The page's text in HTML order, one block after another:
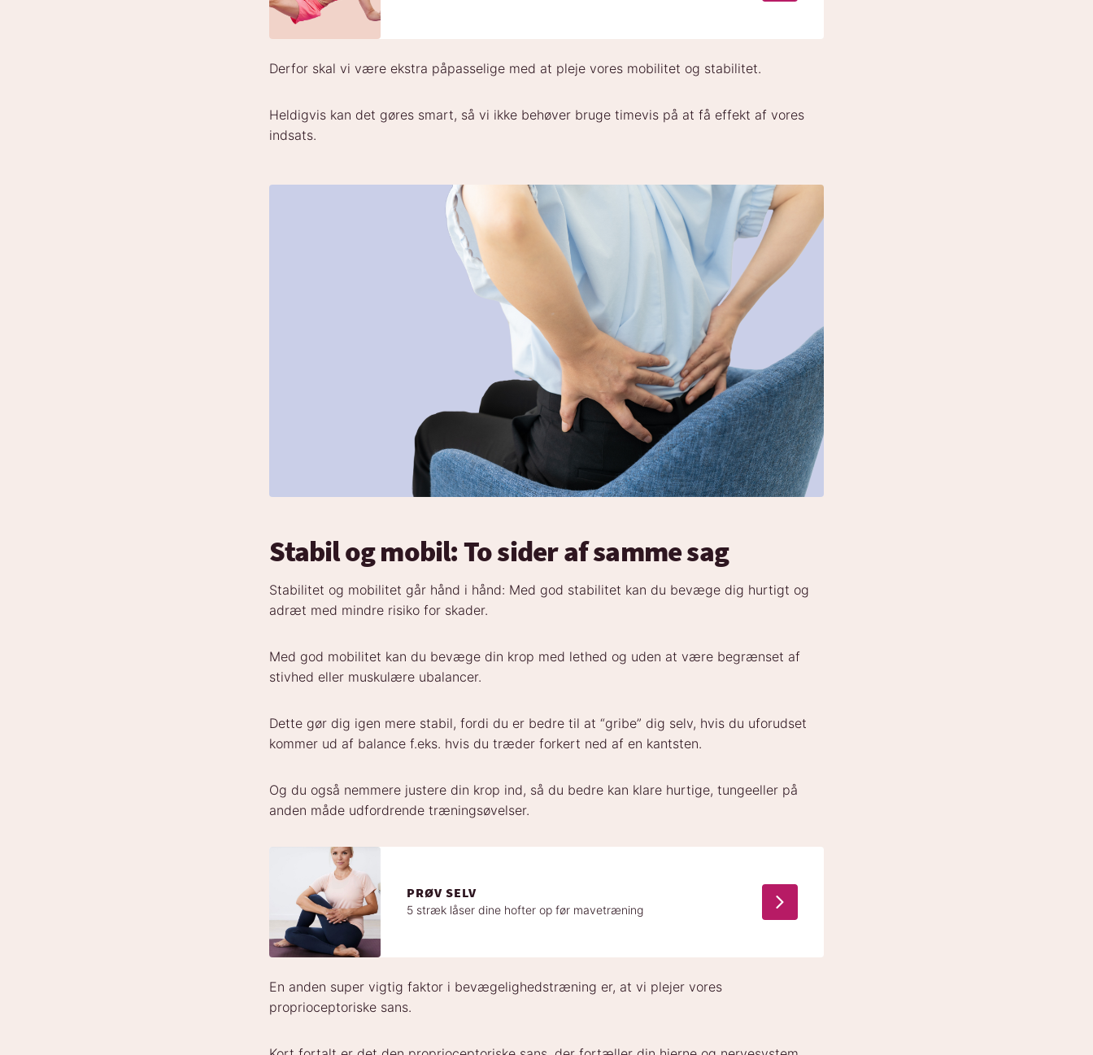
Derfor skal vi være ekstra påpasselige med at pleje vores mobilitet og stabilitet.
Heldigvis kan det gøres smart, så vi ikke behøver bruge timevis på at få effekt af vores
indsats.
Stabil og mobil: To sider af samme sag
Stabilitet og mobilitet går hånd i hånd: Med god stabilitet kan du bevæge dig hurtigt og
adræt med mindre risiko for skader.
Med god mobilitet kan du bevæge din krop med lethed og uden at være begrænset af
stivhed eller muskulære ubalancer.
Dette gør dig igen mere stabil, fordi du er bedre til at “gribe” dig selv, hvis du uforudset
kommer ud af balance f.eks. hvis du træder forkert ned af en kantsten.
Og du også nemmere justere din krop ind, så du bedre kan klare hurtige, tungeeller på
anden måde udfordrende træningsøvelser.
PRØV SELV
5 stræk låser dine hofter op før mavetræning
En anden super vigtig faktor i bevægelighedstræning er, at vi plejer vores
proprioceptoriske sans.